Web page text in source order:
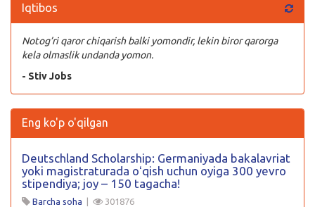
Iqtibos
Notog’ri qaror chiqarish balki yomondir, lekin biror qarorga
kela olmaslik undanda yomon.
- Stiv Jobs
Eng ko'p o'qilgan
Deutschland Scholarship: Germaniyada bakalavriat
yoki magistraturada oʻqish uchun oyiga 300 yevro
stipendiya; joy – 150 tagacha!
Barcha soha | 301876